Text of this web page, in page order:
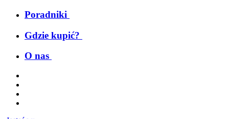
Poradniki
Gdzie kupić?
O nas